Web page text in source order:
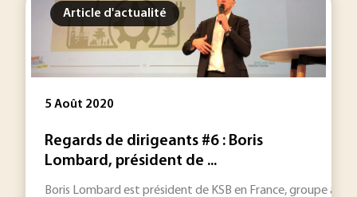
Article d'actualité
5 Août 2020
Regards de dirigeants #6 : Boris
Lombard, président de ...
Boris Lombard est président de KSB en France, groupe